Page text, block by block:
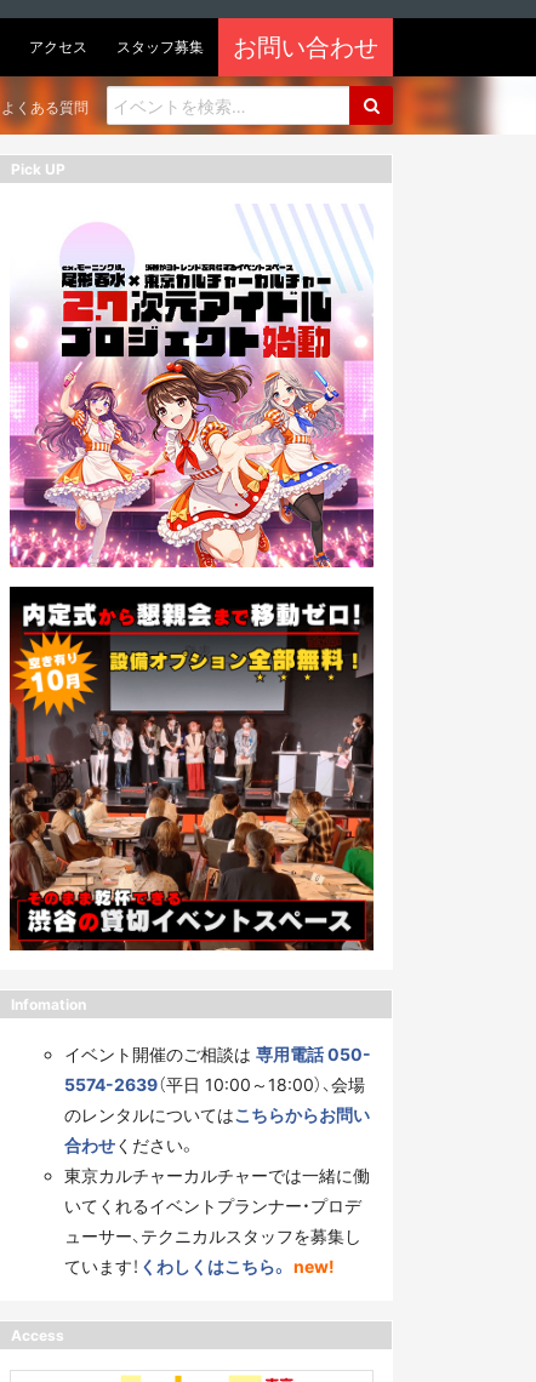
アクセス スタッフ募集 お問い合わせ
よくある質問
Pick UP
Infomation
イベント開催のご相談は 専用電話 050-
5574-2639（平日 10:00～18:00）、会場
のレンタルについてはこちらからお問い
合わせください。
東京カルチャーカルチャーでは一緒に働
いてくれるイベントプランナー・プロデ
ューサー、テクニカルスタッフを募集し
ています！ くわしくはこちら。 new!
Access